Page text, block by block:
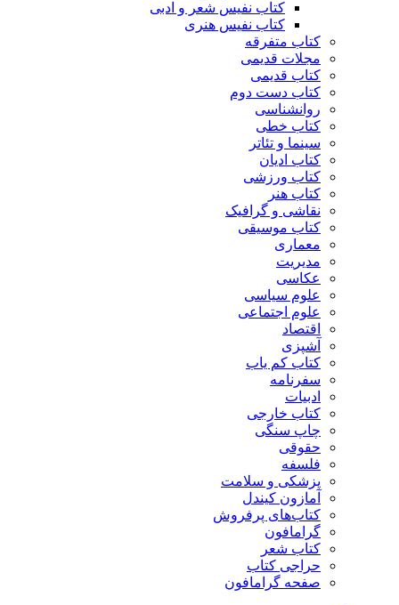
کتاب نفیس شعر و ادبی
کتاب نفیس هنری
کتاب متفرقه
مجلات قدیمی
کتاب قدیمی
کتاب دست دوم
روانشناسی
کتاب خطی
سینما و تئاتر
کتاب ادیان
کتاب ورزشی
کتاب هنر
نقاشی و گرافیک
کتاب موسیقی
معماری
مدیریت
عکاسی
علوم سیاسی
علوم اجتماعی
اقتصاد
آشپزی
کتاب کم یاب
سفرنامه
ادبیات
کتاب خارجی
چاپ سنگی
حقوقی
فلسفه
پزشکی و سلامت
آمازون کیندل
کتاب‌های پرفروش
گرامافون
کتاب شعر
حراجی کتاب
صفحه گرامافون